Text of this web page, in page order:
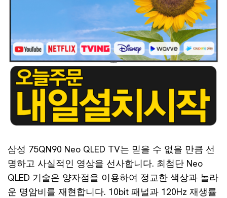
삼성 75QN90 Neo QLED TV는 믿을 수 없을 만큼 선
명하고 사실적인 영상을 선사합니다. 최첨단 Neo
QLED 기술은 양자점을 이용하여 정교한 색상과 놀라
운 명암비를 재현합니다. 10bit 패널과 120Hz 재생률